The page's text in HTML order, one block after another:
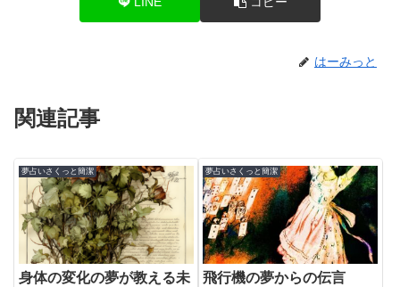
はーみっと
関連記事
夢占いさくっと簡潔
身体の変化の夢が教える未
夢占いさくっと簡潔
飛行機の夢からの伝言